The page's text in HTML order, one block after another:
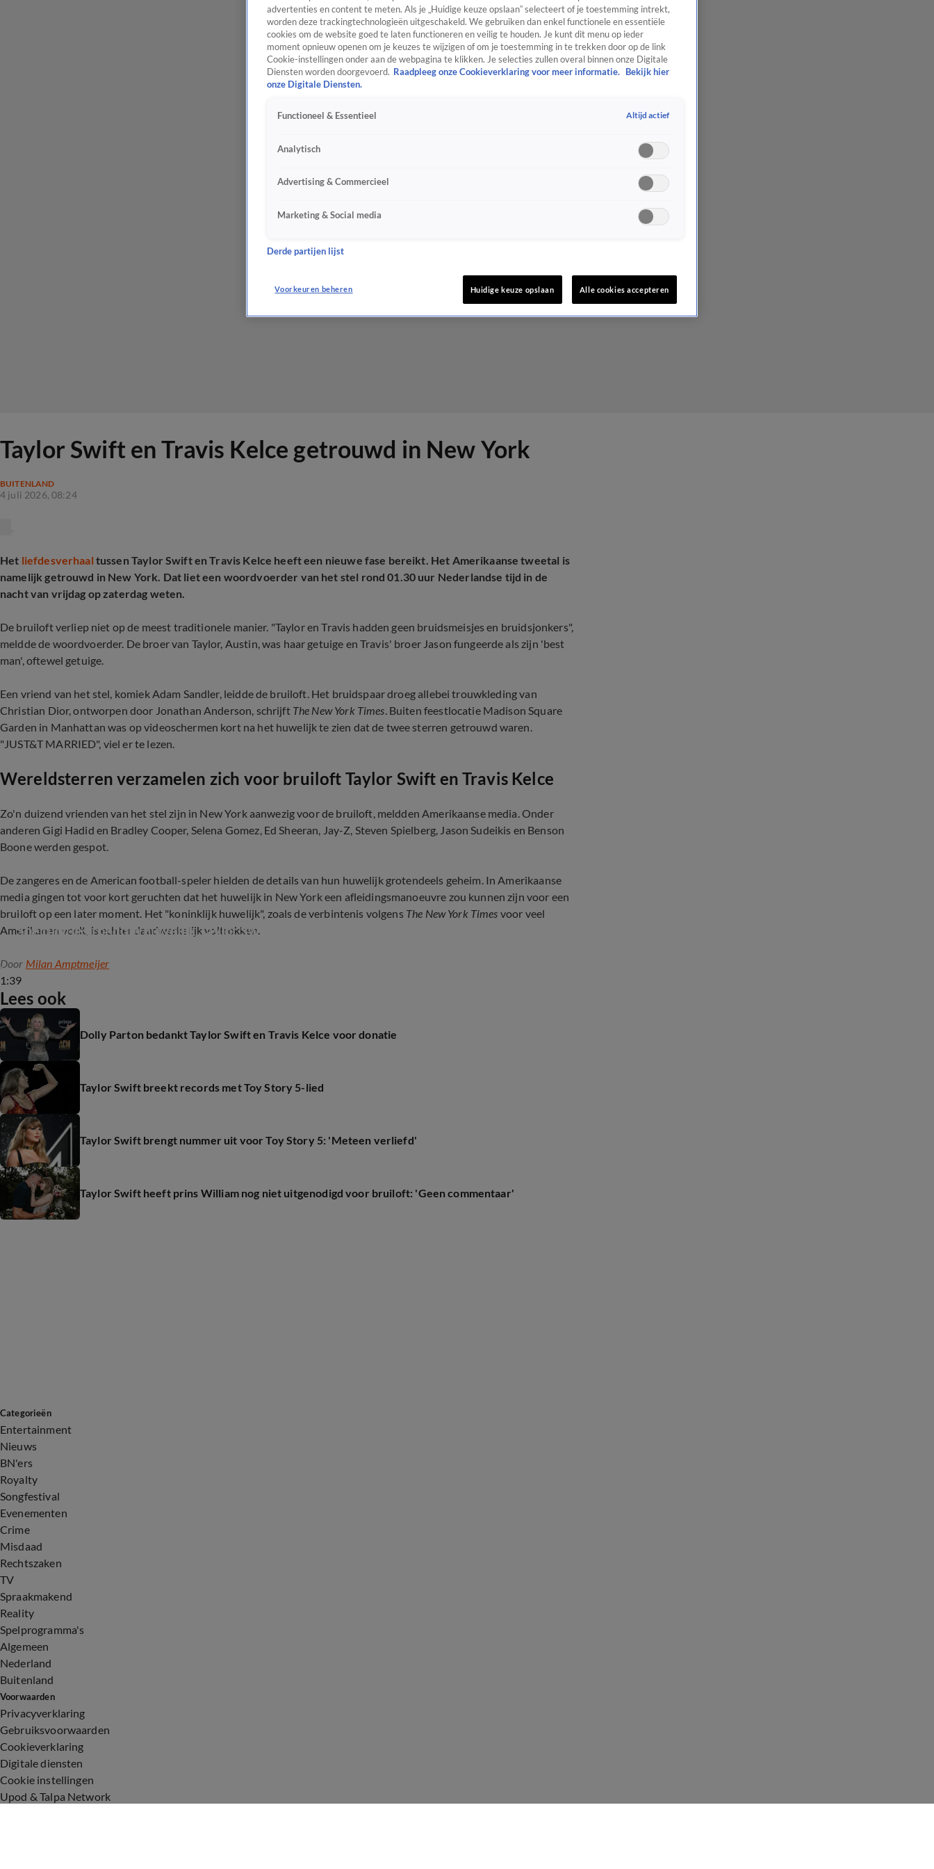
Taylor Swift en Travis Kelce getrouwd in New York
BUITENLAND
4 juli 2026, 08:24
Het liefdesverhaal tussen Taylor Swift en Travis Kelce heeft een nieuwe fase bereikt. Het Amerikaanse tweetal is
namelijk getrouwd in New York. Dat liet een woordvoerder van het stel rond 01.30 uur Nederlandse tijd in de
nacht van vrijdag op zaterdag weten.
De bruiloft verliep niet op de meest traditionele manier. "Taylor en Travis hadden geen bruidsmeisjes en bruidsjonkers",
meldde de woordvoerder. De broer van Taylor, Austin, was haar getuige en Travis' broer Jason fungeerde als zijn 'best
man', oftewel getuige.
Een vriend van het stel, komiek Adam Sandler, leidde de bruiloft. Het bruidspaar droeg allebei trouwkleding van
Christian Dior, ontworpen door Jonathan Anderson, schrijft The New York Times. Buiten feestlocatie Madison Square
Garden in Manhattan was op videoschermen kort na het huwelijk te zien dat de twee sterren getrouwd waren.
"JUST&T MARRIED", viel er te lezen.
Wereldsterren verzamelen zich voor bruiloft Taylor Swift en Travis Kelce
Zo'n duizend vrienden van het stel zijn in New York aanwezig voor de bruiloft, meldden Amerikaanse media. Onder
anderen Gigi Hadid en Bradley Cooper, Selena Gomez, Ed Sheeran, Jay-Z, Steven Spielberg, Jason Sudeikis en Benson
Boone werden gespot.
De zangeres en de American football-speler hielden de details van hun huwelijk grotendeels geheim. In Amerikaanse
media gingen tot voor kort geruchten dat het huwelijk in New York een afleidingsmanoeuvre zou kunnen zijn voor een
bruiloft op een later moment. Het "koninklijk huwelijk", zoals de verbintenis volgens The New York Times voor veel
Amerikanen voelt, is echter daadwerkelijk voltrokken.
1:39
Speculaties rondom huwelijk Taylor Swift en Travis Kelce
Door Milan Amptmeijer
Lees ook
Dolly Parton bedankt Taylor Swift en Travis Kelce voor donatie
Taylor Swift breekt records met Toy Story 5-lied
Taylor Swift brengt nummer uit voor Toy Story 5: 'Meteen verliefd'
Taylor Swift heeft prins William nog niet uitgenodigd voor bruiloft: 'Geen commentaar'
Categorieën
Entertainment
Nieuws
BN'ers
Royalty
Songfestival
Evenementen
Crime
Misdaad
Rechtszaken
TV
Spraakmakend
Reality
Spelprogramma's
Algemeen
Nederland
Buitenland
Voorwaarden
Privacyverklaring
Gebruiksvoorwaarden
Cookieverklaring
Digitale diensten
Cookie instellingen
Upod & Talpa Network
advertenties en content te meten. Als je „Huidige keuze opslaan” selecteert of je toestemming intrekt,
worden deze trackingtechnologieën uitgeschakeld. We gebruiken dan enkel functionele en essentiële
cookies om de website goed te laten functioneren en veilig te houden. Je kunt dit menu op ieder
moment opnieuw openen om je keuzes te wijzigen of om je toestemming in te trekken door op de link
Cookie-instellingen onder aan de webpagina te klikken. Je selecties zullen overal binnen onze Digitale
Diensten worden doorgevoerd. Raadpleeg onze Cookieverklaring voor meer informatie.
Bekijk hier
onze Digitale Diensten.
Functioneel & Essentieel Altijd actief
Analytisch
Advertising & Commercieel
Marketing & Social media
Derde partijen lijst
Voorkeuren beheren Huidige keuze opslaan Alle cookies accepteren